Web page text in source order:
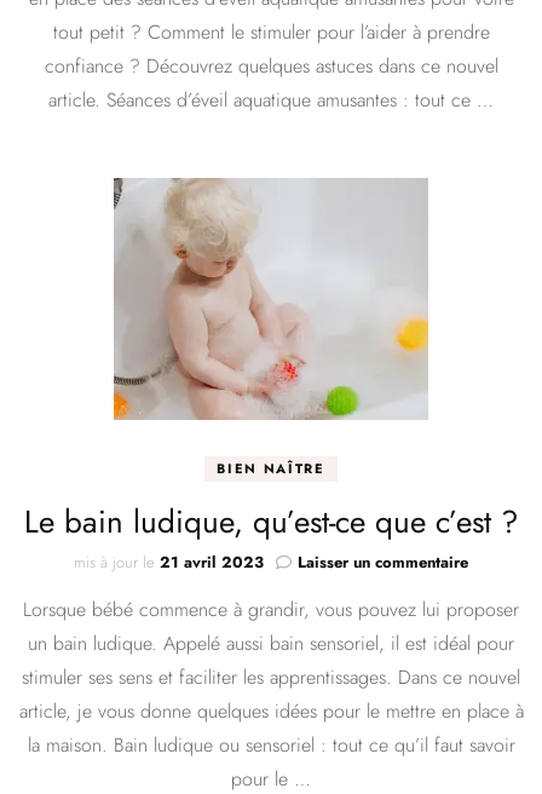
?
tout petit ? Comment le stimuler pour l’aider à prendre
confiance ? Découvrez quelques astuces dans ce nouvel
article. Séances d’éveil aquatique amusantes : tout ce …
BIEN NAÎTRE
Le bain ludique, qu’est-ce que c’est ?
mis à jour le 21 avril 2023 Laisser un commentairesur
bain
ludique,
qu’est-
ce
que
c’est
?
Lorsque bébé commence à grandir, vous pouvez lui proposer
un bain ludique. Appelé aussi bain sensoriel, il est idéal pour
stimuler ses sens et faciliter les apprentissages. Dans ce nouvel
article, je vous donne quelques idées pour le mettre en place à
la maison. Bain ludique ou sensoriel : tout ce qu’il faut savoir
pour le …